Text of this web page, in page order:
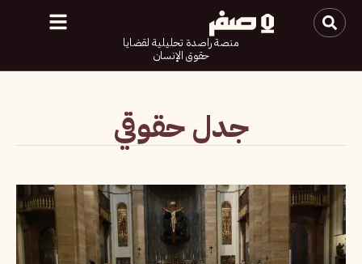
منصة راصدة تحليلية لقضايا
حقوق الإنسان
جدل حقوقي